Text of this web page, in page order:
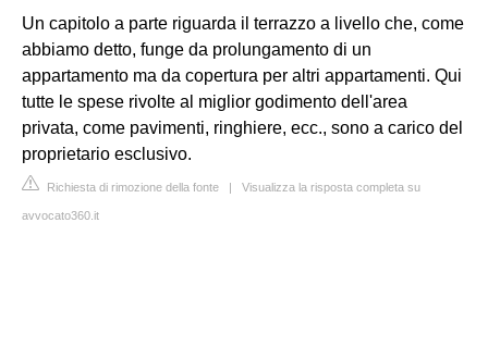
Un capitolo a parte riguarda il terrazzo a livello che, come
abbiamo detto, funge da prolungamento di un
appartamento ma da copertura per altri appartamenti. Qui
tutte le spese rivolte al miglior godimento dell'area
privata, come pavimenti, ringhiere, ecc., sono a carico del
proprietario esclusivo.
Richiesta di rimozione della fonte | Visualizza la risposta completa su
avvocato360.it